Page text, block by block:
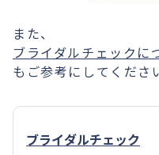
また、
ブライダルチェックに
もご参考にしてくださ
ブライダルチェック